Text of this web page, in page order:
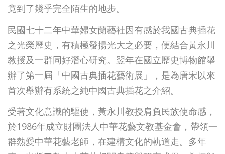
竟到了幾乎完全陌生的地步。
民國七十二年中華婦女蘭藝社因有感於我國古典插花
之光榮歷史，有積極發揚光大之必要，便結合黃永川
教授及一群同好潛心研究。翌年在國立歷史博物館舉
辦了第一屆「中國古典插花藝術展」，是為唐宋以來
首次舉辦有系統之純中國古典插花之介紹。
受著文化意識的驅使，黃永川教授肩負民族使命感，
於1986年成立財團法人中華花藝文教基金會，帶領一
群熱愛中華花藝老師，在建構文化的軌道走。多年